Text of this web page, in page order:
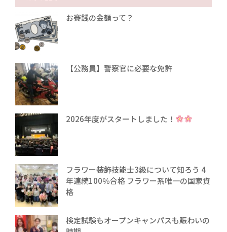
お賽銭の金額って？
【公務員】警察官に必要な免許
2026年度がスタートしました！
フラワー装飾技能士3級について知ろう 4
年連続100％合格 フラワー系唯一の国家資
格
検定試験もオープンキャンパスも賑わいの